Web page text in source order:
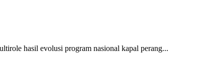
hasil evolusi program nasional kapal perang...